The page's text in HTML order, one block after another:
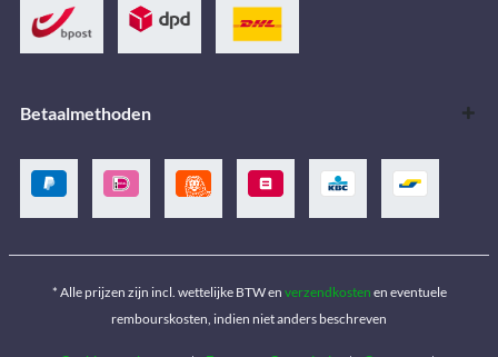
Betaalmethoden
* Alle prijzen zijn incl. wettelijke BTW en verzendkosten en eventuele
rembourskosten, indien niet anders beschreven